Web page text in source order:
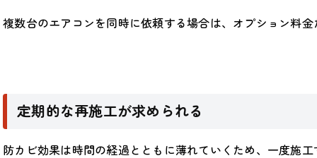
複数台のエアコンを同時に依頼する場合は、オプション料
定期的な再施工が求められる
防カビ効果は時間の経過とともに薄れていくため、一度施